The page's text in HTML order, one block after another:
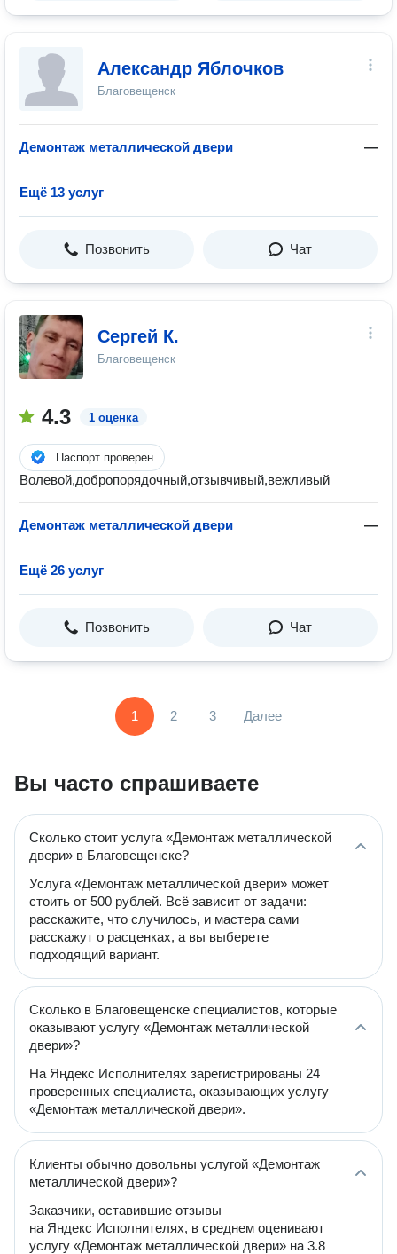
Александр Яблочков
Благовещенск
Демонтаж металлической двери —
Ещё 13 услуг
Позвонить Чат
Сергей К.
Благовещенск
4.3 1 оценка
Паспорт проверен
Волевой,добропорядочный,отзывчивый,вежливый
Демонтаж металлической двери —
Ещё 26 услуг
Позвонить Чат
1 2 3 Далее
Вы часто спрашиваете
Сколько стоит услуга «Демонтаж металлической
двери» в Благовещенске?
Услуга «Демонтаж металлической двери» может
стоить от 500 рублей. Всё зависит от задачи:
расскажите, что случилось, и мастера сами
расскажут о расценках, а вы выберете
подходящий вариант.
Сколько в Благовещенске специалистов, которые
оказывают услугу «Демонтаж металлической
двери»?
На Яндекс Исполнителях зарегистрированы 24
проверенных специалиста, оказывающих услугу
«Демонтаж металлической двери».
Клиенты обычно довольны услугой «Демонтаж
металлической двери»?
Заказчики, оставившие отзывы
на Яндекс Исполнителях, в среднем оценивают
услугу «Демонтаж металлической двери» на 3.8